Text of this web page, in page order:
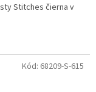
Stitches čierna v
Kód: 68209-S-615